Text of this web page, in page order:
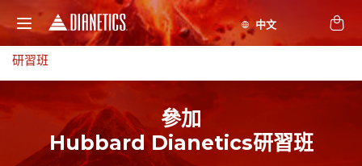
研習班
參加
Hubbard Dianetics研習班